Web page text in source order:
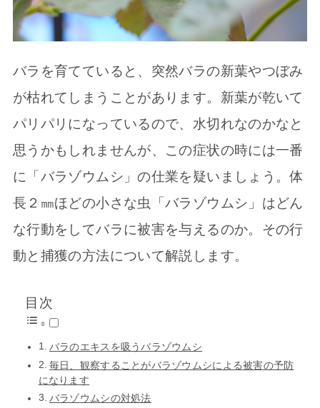
バラを育てていると、突然バラの新葉やつぼみ
が枯れてしまうことがあります。新葉が乾いて
パリパリになっているので、水切れなのかなと
思うかもしれませんが、この症状の時には一番
に「バラゾウムシ」の仕業を疑いましょう。体
長２㎜ほどの小さな虫「バラゾウムシ」はどん
な行動をしてバラに被害を与えるのか。その行
動と捕獲の方法について解説します。
目次
バラのエキスを吸うバラゾウムシ
毎日、観察することがバラゾウムシによる被害の予防
になります
バラゾウムシの対処法